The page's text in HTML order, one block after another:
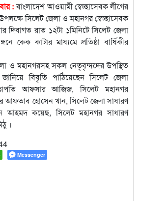
: বাংলাদেশ আওয়ামী স্বেচ্ছাসেবক লীগের
উপলক্ষে সিলেট জেলা ও মহানগর স্বেচ্ছাসেবক
দিবাগত রাত ১২টা ১মিনিটে সিলেট জেলা
কেক কাটার মাধ্যমে প্রতিষ্ঠা বার্ষিকীর
ও মহানগরসহ সকল নেতৃবৃন্দদের উপস্থিত
বিবৃতি পাঠিয়েছেন সিলেট জেলা
আফসার আজিজ, সিলেট মহানগর
আফতাব হোসেন খান, সিলেট জেলা সাধারণ
আহমদ কয়েছ, সিলেট মহানগর সাধারণ
।
Messenger